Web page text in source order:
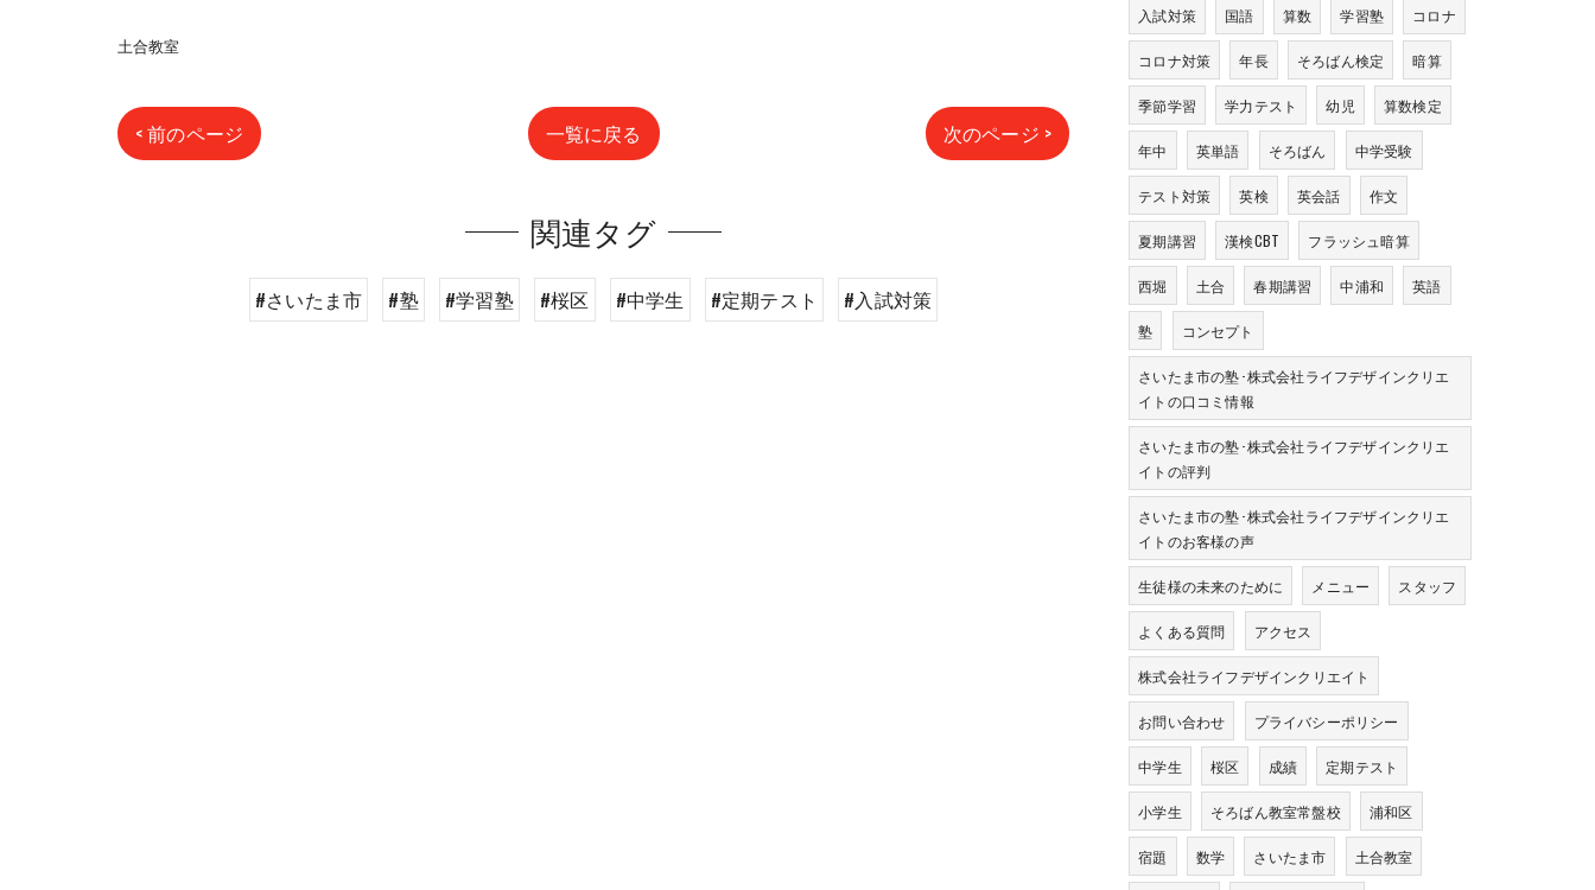
土合教室
< 前のページ 一覧に戻る 次のページ >
関連タグ
#さいたま市 #塾 #学習塾 #桜区 #中学生 #定期テスト #入試対策
入試対策 国語 算数 学習塾 コロナ
コロナ対策 年長 そろばん検定 暗算
季節学習 学力テスト 幼児 算数検定
年中 英単語 そろばん 中学受験
テスト対策 英検 英会話 作文
夏期講習 漢検CBT フラッシュ暗算
西堀 土合 春期講習 中浦和 英語
塾 コンセプト
さいたま市の塾･株式会社ライフデザインクリエ
イトの口コミ情報
さいたま市の塾･株式会社ライフデザインクリエ
イトの評判
さいたま市の塾･株式会社ライフデザインクリエ
イトのお客様の声
生徒様の未来のために メニュー スタッフ
よくある質問 アクセス
株式会社ライフデザインクリエイト
お問い合わせ プライバシーポリシー
中学生 桜区 成績 定期テスト
小学生 そろばん教室常盤校 浦和区
宿題 数学 さいたま市 土合教室